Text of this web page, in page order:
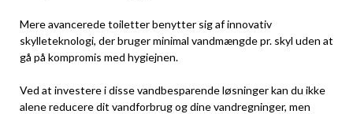
Mere avancerede toiletter benytter sig af innovativ
skylleteknologi, der bruger minimal vandmængde pr. skyl uden at
gå på kompromis med hygiejnen.
Ved at investere i disse vandbesparende løsninger kan du ikke
alene reducere dit vandforbrug og dine vandregninger, men